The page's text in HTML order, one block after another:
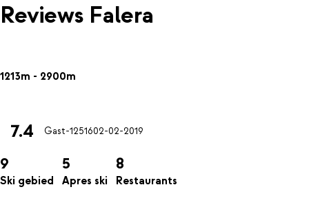
Reviews Falera
1213m - 2900m
7.4 Gast-1251602-02-2019
9
Ski gebied
5
Apres ski
8
Restaurants